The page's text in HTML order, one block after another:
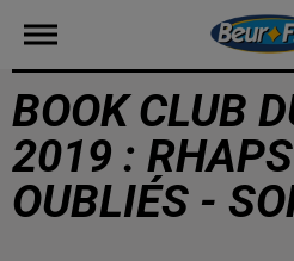
BOOK CLUB
2019 :
OUBLIÉS -